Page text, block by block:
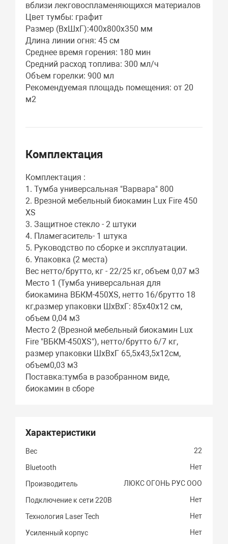
вблизи лекговоспламеняющихся материалов
Цвет тумбы: графит
Размер (ВхШхГ):400х800х350 мм
Длина линии огня: 45 см
Среднее время горения: 180 мин
Средний расход топлива: 300 мл/ч
Объем горелки: 900 мл
Рекомендуемая площадь помещения: от 20
м2
Комплектация
Комплектация :
1. Тумба универсальная "Варвара" 800
2. Врезной мебельный биокамин Lux Fire 450
XS
3. Защитное стекло - 2 штуки
4. Пламегаситель- 1 штука
5. Руководство по сборке и эксплуатации.
6. Упаковка (2 места)
Вес нетто/брутто, кг - 22/25 кг, объем 0,07 м3
Место 1 (Тумба универсальная для
биокамина ВБКМ-450XS, нетто 16/брутто 18
кг,размер упаковки ШхВхГ: 85х40х12 см,
объем 0,04 м3
Место 2 (Врезной мебельный биокамин Lux
Fire "ВБКМ-450XS"), нетто/брутто 6/7 кг,
размер упаковки ШхВхГ 65,5х43,5х12см,
объем0,03 м3
Поставка:тумба в разобранном виде,
биокамин в сборе
Характеристики
Вес 22
Bluetooth Нет
Производитель ЛЮКС ОГОНЬ РУС ООО
Подключение к сети 220В Нет
Технология Laser Tech Нет
Усиленный корпус Нет